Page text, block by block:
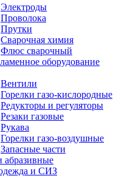
Электроды
Проволока
Прутки
Сварочная химия
Флюс сварочный
оборудование
Вентили
Горелки газо-кислородные
Редукторы и регуляторы
Резаки газовые
Рукава
Горелки газо-воздушные
Запасные части
абразивные
и СИЗ